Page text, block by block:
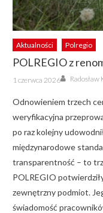
Aktualności Polregio
POLREGIO z
Posted
on
1 czerwca 2026 Author
Radosław
Odnowieniem trzech
weryfikacyjna
po raz kolejny
międzynarodowe
transparentność – to
POLREGIO
zewnętrzny podmiot.
świadomość